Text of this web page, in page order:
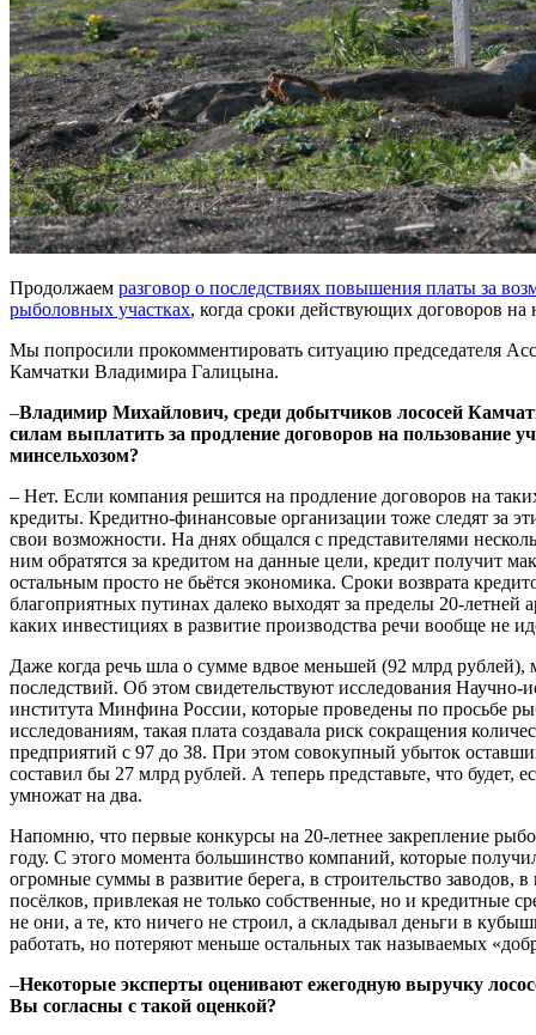
Продолжаем разговор о последствиях повышения платы за
рыболовных участках, когда сроки действующих договоров на
Мы попросили прокомментировать ситуацию председателя
Камчатки Владимира Галицына.
–Владимир Михайлович, среди добытчиков лососей
силам выплатить за продление договоров на пользование
минсельхозом?
– Нет. Если компания решится на продление договоров на
кредиты. Кредитно-финансовые организации тоже следят за
свои возможности. На днях общался с представителями
ним обратятся за кредитом на данные цели, кредит получит
остальным просто не бьётся экономика. Сроки возврата
благоприятных путинах далеко выходят за пределы 20-летней
каких инвестициях в развитие производства речи вообще не
Даже когда речь шла о сумме вдвое меньшей (92 млрд
последствий. Об этом свидетельствуют исследования Научно-
института Минфина России, которые проведены по просьбе
исследованиям, такая плата создавала риск сокращения
предприятий с 97 до 38. При этом совокупный убыток
составил бы 27 млрд рублей. А теперь представьте, что будет,
умножат на два.
Напомню, что первые конкурсы на 20-летнее закрепление
году. С этого момента большинство компаний, которые
огромные суммы в развитие берега, в строительство заводов,
посёлков, привлекая не только собственные, но и кредитные
не они, а те, кто ничего не строил, а складывал деньги в
работать, но потеряют меньше остальных так называемых
–Некоторые эксперты оценивают ежегодную выручку
Вы согласны с такой оценкой?